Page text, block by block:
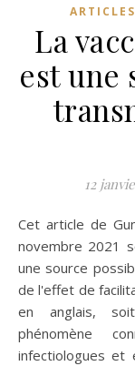
ARTICLES
La
est une
12
Cet article de Gunter Kampf publié dans le Lancet le 19
novembre 2021
une source
de l'effet de
en anglais, soit
phénomène
infectiologues et